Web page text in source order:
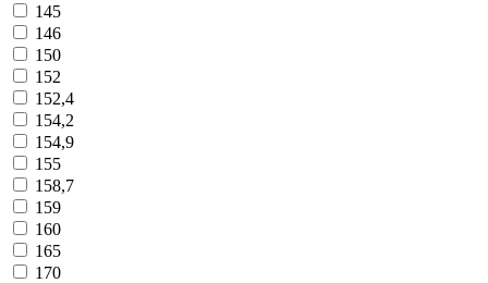
145
146
150
152
152,4
154,2
154,9
155
158,7
159
160
165
170